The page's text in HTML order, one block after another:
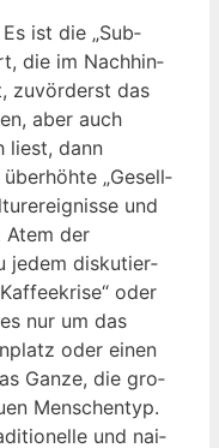
ist die „Sub­
die im Nach­hin­
zuvör­derst das
aber auch
liest, dann
„Gesell­
und
Atem der
jedem dis­ku­tier­
oder
nur um das
oder einen
Gan­ze, die gro­
Men­schen­typ.
und nai­